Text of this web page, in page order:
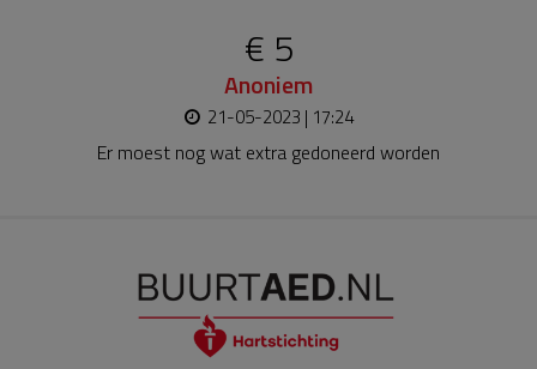
€ 5
Anoniem
21-05-2023 | 17:24
Er moest nog wat extra gedoneerd worden